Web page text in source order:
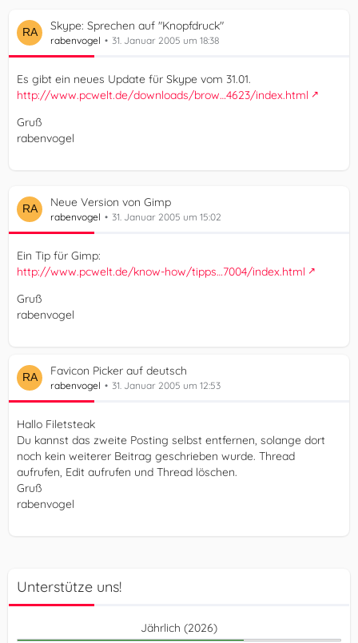
Skype: Sprechen auf "Knopfdruck"
rabenvogel 31. Januar 2005 um 18:38
Es gibt ein neues Update für Skype vom 31.01.
http://www.pcwelt.de/downloads/brow…4623/index.html
Gruß
rabenvogel
Neue Version von Gimp
rabenvogel 31. Januar 2005 um 15:02
Ein Tip für Gimp:
http://www.pcwelt.de/know-how/tipps…7004/index.html
Gruß
rabenvogel
Favicon Picker auf deutsch
rabenvogel 31. Januar 2005 um 12:53
Hallo Filetsteak
Du kannst das zweite Posting selbst entfernen, solange dort
noch kein weiterer Beitrag geschrieben wurde. Thread
aufrufen, Edit aufrufen und Thread löschen.
Gruß
rabenvogel
Unterstütze uns!
Jährlich (2026)